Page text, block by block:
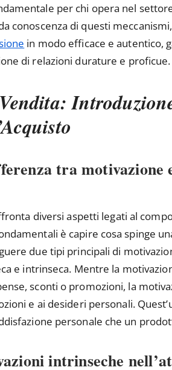
per chi opera nel
conoscenza di questi
in modo efficace e autentico,
di relazioni durature e proficue.
tra motivazione
diversi aspetti legati al
è capire cosa spinge
due tipi principali di
e intrinseca. Mentre la
sconti o promozioni, la
e ai desideri personali.
personale che un
intrinseche